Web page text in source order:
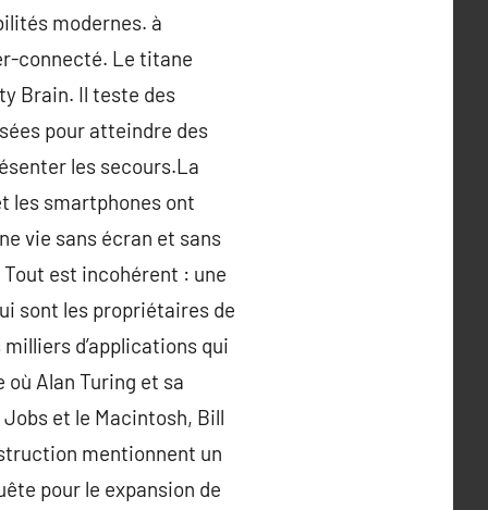
modernes. à
connecté. Le titane
Brain. Il teste des
pour atteindre des
les secours.La
les smartphones ont
vie sans écran et sans
est incohérent : une
sont les propriétaires de
d’applications qui
Alan Turing et sa
et le Macintosh, Bill
mentionnent un
pour le expansion de